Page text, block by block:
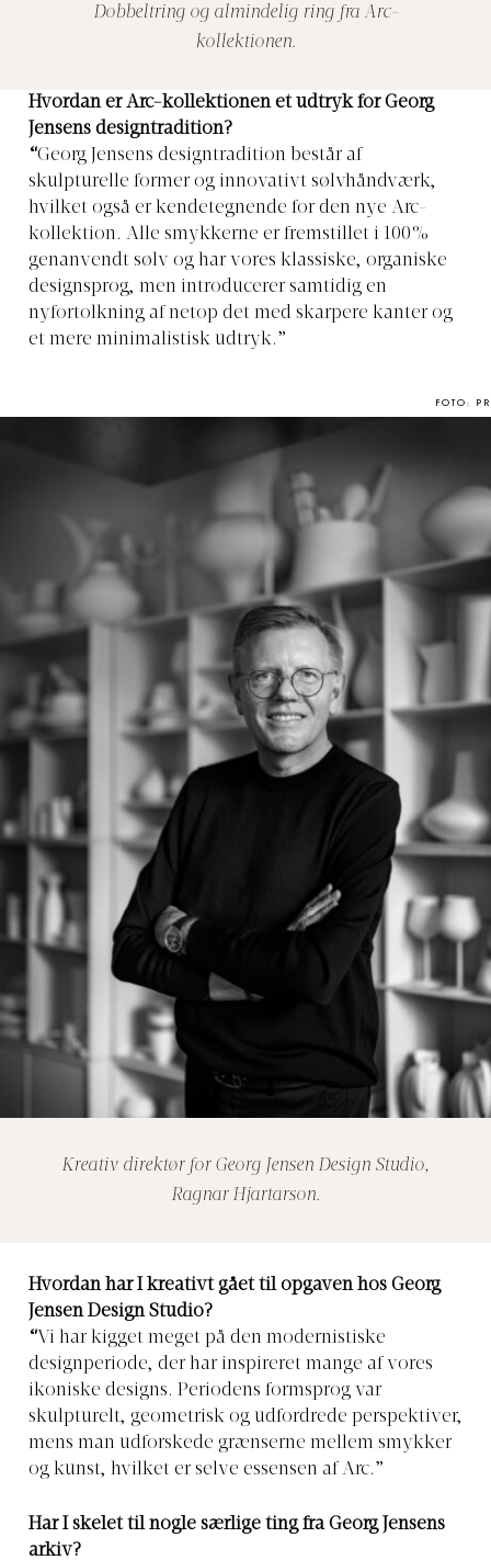
Dobbeltring og almindelig ring fra Arc-
kollektionen.
Hvordan er Arc-kollektionen et udtryk for Georg
Jensens designtradition?
“Georg Jensens designtradition består af
skulpturelle former og innovativt sølvhåndværk,
hvilket også er kendetegnende for den nye Arc-
kollektion. Alle smykkerne er fremstillet i 100%
genanvendt sølv og har vores klassiske, organiske
designsprog, men introducerer samtidig en
nyfortolkning af netop det med skarpere kanter og
et mere minimalistisk udtryk.”
FOTO: PR
Kreativ direktør for Georg Jensen Design Studio,
Ragnar Hjartarson.
Hvordan har I kreativt gået til opgaven hos Georg
Jensen Design Studio?
“Vi har kigget meget på den modernistiske
designperiode, der har inspireret mange af vores
ikoniske designs. Periodens formsprog var
skulpturelt, geometrisk og udfordrede perspektiver,
mens man udforskede grænserne mellem smykker
og kunst, hvilket er selve essensen af Arc.”
Har I skelet til nogle særlige ting fra Georg Jensens
arkiv?